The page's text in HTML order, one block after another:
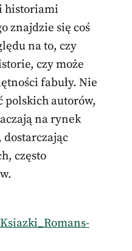
historiami
znajdzie się coś
na to, czy
czy może
fabuły. Nie
polskich autorów,
na rynek
często